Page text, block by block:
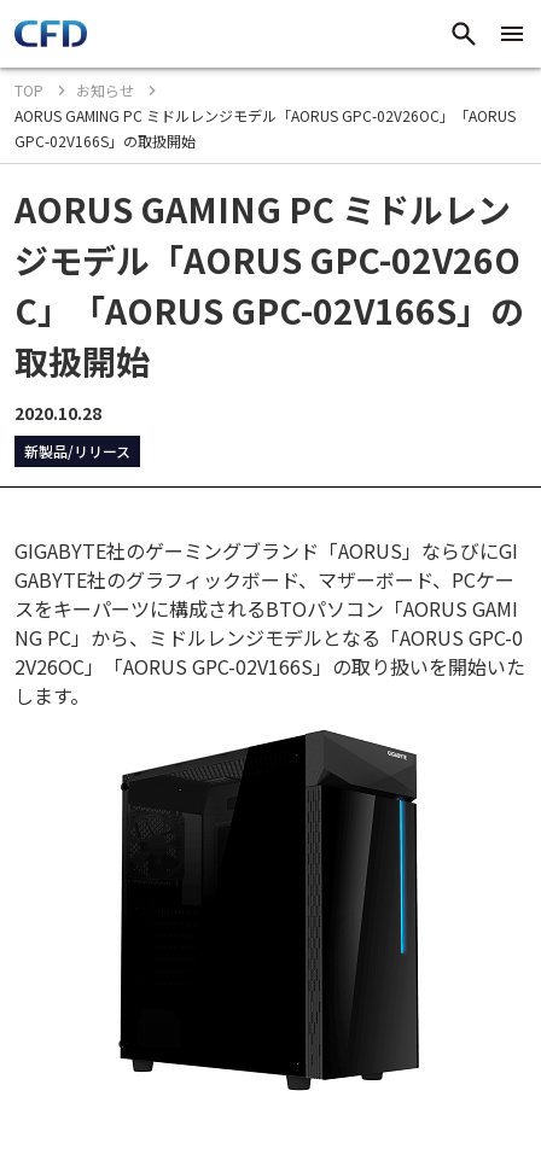
TOP
お知らせ
AORUS GAMING PC ミドルレンジモデル「AORUS GPC-02V26OC」「AORUS
GPC-02V166S」の取扱開始
AORUS GAMING PC ミドルレン
ジモデル「AORUS GPC-02V26O
C」「AORUS GPC-02V166S」の
取扱開始
2020.10.28
新製品/リリース
GIGABYTE社のゲーミングブランド「AORUS」ならびにGI
GABYTE社のグラフィックボード、マザーボード、PCケー
スをキーパーツに構成されるBTOパソコン「AORUS GAMI
NG PC」から、ミドルレンジモデルとなる「AORUS GPC-0
2V26OC」「AORUS GPC-02V166S」の取り扱いを開始いた
します。